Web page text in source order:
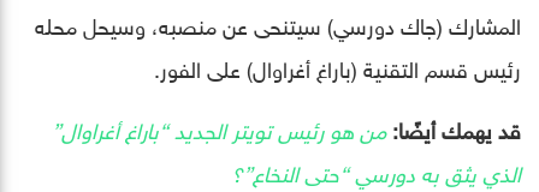
المشارك (جاك دورسي) سيتنحى عن منصبه، وسيحل محله
رئيس قسم التقنية (باراغ أغراوال) على الفور.
قد يهمك أيضًا:من هو رئيس تويتر الجديد “باراغ أغراوال”
الذي يثق به دورسي “حتى النخاع”؟